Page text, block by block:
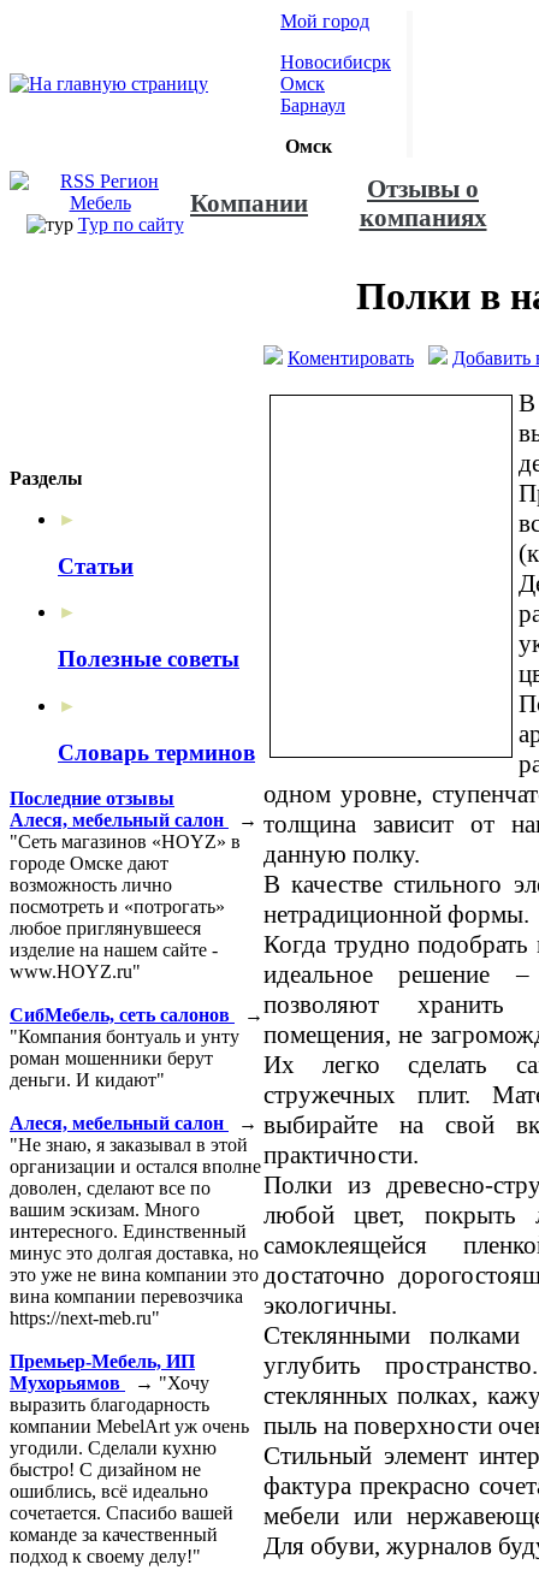
Мой город
Новосибисрк
Омск
Барнаул
Омск
Тур по сайту
Компании
Отзывы о
компаниях
Разделы
►
Статьи
►
Полезные советы
►
Словарь терминов
Последние отзывы
Алеся, мебельный салон
→
"Сеть магазинов «HOYZ» в
городе Омске дают
возможность лично
посмотреть и «потрогать»
любое приглянувшееся
изделие на нашем сайте -
www.HOYZ.ru"
СибМебель, сеть салонов
→
"Компания бонтуаль и унту
роман мошенники берут
деньги. И кидают"
Алеся, мебельный салон
→
"Не знаю, я заказывал в этой
организации и остался вполне
доволен, сделают все по
вашим эскизам. Много
интересного. Единственный
минус это долгая доставка, но
это уже не вина компании это
вина компании перевозчика
https://next-meb.ru"
Премьер-Мебель, ИП
Мухорьямов
→ "Хочу
выразить благодарность
компании MebelArt уж очень
угодили. Сделали кухню
быстро! С дизайном не
ошиблись, всё идеально
сочетается. Спасибо вашей
команде за качественный
подход к своему делу!"
Полки в
Коментировать Добавить
одном уровне,
толщина зависит от
данную полку.
В качестве стильного
нетрадиционной формы.
Когда трудно
идеальное решение
позволяют
помещения, не
Их легко сделать
стружечных плит.
выбирайте на свой
практичности.
Полки из древесно-
любой цвет, покрыть
самоклеящейся
достаточно
экологичны.
Стеклянными
углубить
стеклянных полках,
пыль на поверхности
Стильный элемент
фактура прекрасно
мебели или
Для обуви, журналов